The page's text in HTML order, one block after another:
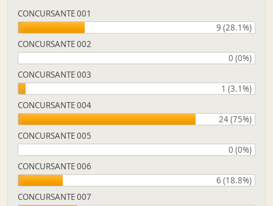
CONCURSANTE 001
9 (28.1%)
CONCURSANTE 002
0 (0%)
CONCURSANTE 003
1 (3.1%)
CONCURSANTE 004
24 (75%)
CONCURSANTE 005
0 (0%)
CONCURSANTE 006
6 (18.8%)
CONCURSANTE 007